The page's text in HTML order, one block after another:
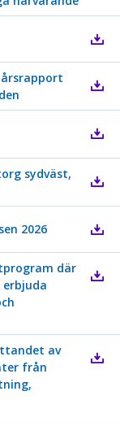
sydväst,
2026
där
av
från